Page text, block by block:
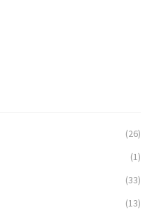
(26)
(1)
(33)
(13)